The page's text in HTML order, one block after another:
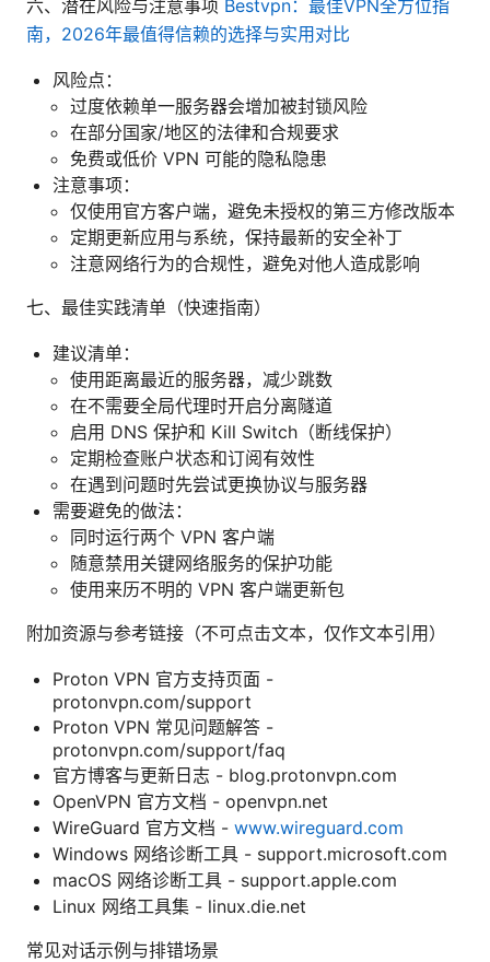
六、潜在风险与注意事项 Bestvpn：最佳VPN全方位指
南，2026年最值得信赖的选择与实用对比
风险点：
过度依赖单一服务器会增加被封锁风险
在部分国家/地区的法律和合规要求
免费或低价 VPN 可能的隐私隐患
注意事项：
仅使用官方客户端，避免未授权的第三方修改版本
定期更新应用与系统，保持最新的安全补丁
注意网络行为的合规性，避免对他人造成影响
七、最佳实践清单（快速指南）
建议清单：
使用距离最近的服务器，减少跳数
在不需要全局代理时开启分离隧道
启用 DNS 保护和 Kill Switch（断线保护）
定期检查账户状态和订阅有效性
在遇到问题时先尝试更换协议与服务器
需要避免的做法：
同时运行两个 VPN 客户端
随意禁用关键网络服务的保护功能
使用来历不明的 VPN 客户端更新包
附加资源与参考链接（不可点击文本，仅作文本引用）
Proton VPN 官方支持页面 -
protonvpn.com/support
Proton VPN 常见问题解答 -
protonvpn.com/support/faq
官方博客与更新日志 - blog.protonvpn.com
OpenVPN 官方文档 - openvpn.net
WireGuard 官方文档 - www.wireguard.com
Windows 网络诊断工具 - support.microsoft.com
macOS 网络诊断工具 - support.apple.com
Linux 网络工具集 - linux.die.net
常见对话示例与排错场景